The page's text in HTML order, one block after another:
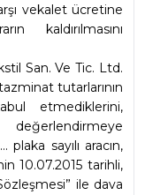
vekalet ücretine
kaldırılmasını
San. Ve Tic. Ltd.
tutarlarının
etmediklerini,
plaka sayılı aracın,
10.07.2015 tarihli,
ile dava